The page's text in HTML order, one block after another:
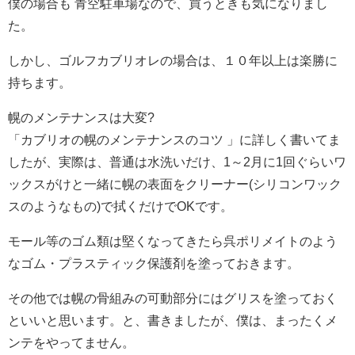
僕の場合も 青空駐車場なので、買うときも気になりまし
た。
しかし、ゴルフカブリオレの場合は、１０年以上は楽勝に
持ちます。
幌のメンテナンスは大変?
「カブリオの幌のメンテナンスのコツ 」に詳しく書いてま
したが、実際は、普通は水洗いだけ、1～2月に1回ぐらいワ
ックスがけと一緒に幌の表面をクリーナー(シリコンワック
スのようなもの)で拭くだけでOKです。
モール等のゴム類は堅くなってきたら呉ポリメイトのよう
なゴム・プラスティック保護剤を塗っておきます。
その他では幌の骨組みの可動部分にはグリスを塗っておく
といいと思います。と、書きましたが、僕は、まったくメ
ンテをやってません。